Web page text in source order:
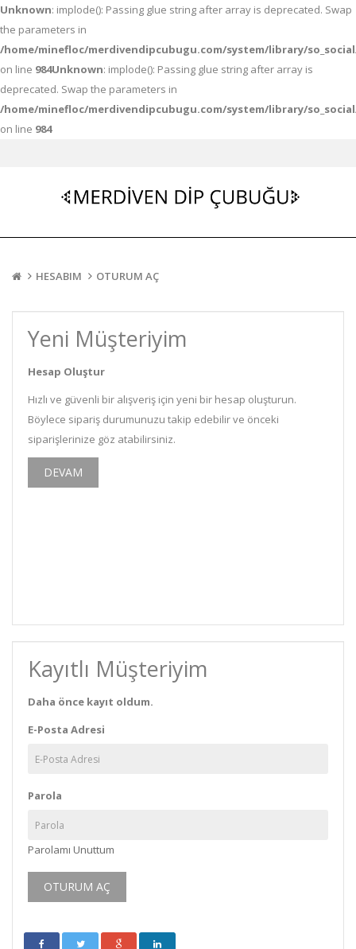
Unknown: implode(): Passing glue string after array is deprecated. Swap
the parameters in
/home/minefloc/merdivendipcubugu.com/system/library/
on line 984Unknown: implode(): Passing glue string after array is
deprecated. Swap the parameters in
/home/minefloc/merdivendipcubugu.com/system/library/
on line 984
HESABIM OTURUM AÇ
Yeni Müşteriyim
Hesap Oluştur
Hızlı ve güvenli bir alışveriş için yeni bir hesap oluşturun.
Böylece sipariş durumunuzu takip edebilir ve önceki
siparişlerinize göz atabilirsiniz.
DEVAM
Kayıtlı Müşteriyim
Daha önce kayıt oldum.
E-Posta Adresi
Parola
Parolamı Unuttum